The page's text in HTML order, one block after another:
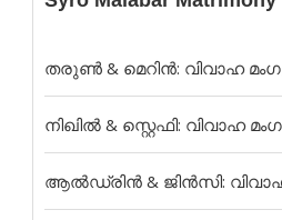
തരുൺ & മെറിൻ: വിവാഹ
നിഖിൽ & സ്റ്റെഫി: വിവാഹ
ആൽഡ്രിൻ & ജിൻസി: